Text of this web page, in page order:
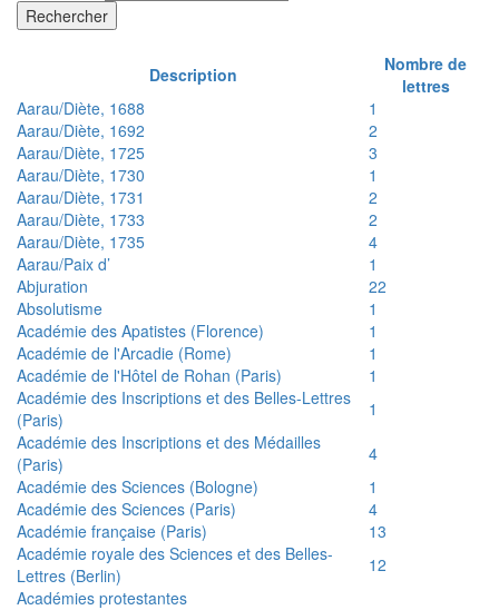
Rechercher
Description
Nombre de
lettres
Aarau/Diète, 1688
1
Aarau/Diète, 1692
2
Aarau/Diète, 1725
3
Aarau/Diète, 1730
1
Aarau/Diète, 1731
2
Aarau/Diète, 1733
2
Aarau/Diète, 1735
4
Aarau/Paix d’
1
Abjuration
22
Absolutisme
1
Académie des Apatistes (Florence)
1
Académie de l'Arcadie (Rome)
1
Académie de l'Hôtel de Rohan (Paris)
1
Académie des Inscriptions et des Belles-Lettres
(Paris)
1
Académie des Inscriptions et des Médailles
(Paris)
4
Académie des Sciences (Bologne)
1
Académie des Sciences (Paris)
4
Académie française (Paris)
13
Académie royale des Sciences et des Belles-
Lettres (Berlin)
12
Académies protestantes